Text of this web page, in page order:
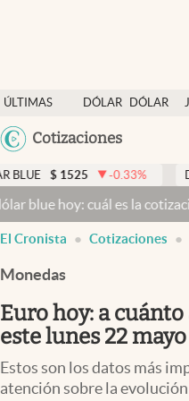
ÚLTIMAS
NOTICIAS
DÓLAR
DÓLAR
Cotizaciones
Dólar
Members
Economía y Política
Finanzas y Mercados
Mercados Online
Negocios
Columnistas
Otras secciones
Apertura
-0.33 % DÓLAR
es la cotización del
El Cronista Cotizaciones
Monedas
Euro hoy: a
este lunes 22 mayo
Estos son los datos más
atención sobre la